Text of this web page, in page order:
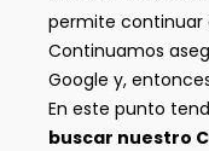
permite continuar
Continuamos
Google y,
En este punto
buscar nuestro